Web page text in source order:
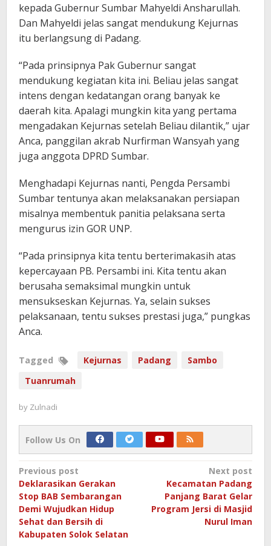
kepada Gubernur Sumbar Mahyeldi Ansharullah.
Dan Mahyeldi jelas sangat mendukung Kejurnas
itu berlangsung di Padang.
“Pada prinsipnya Pak Gubernur sangat
mendukung kegiatan kita ini. Beliau jelas sangat
intens dengan kedatangan orang banyak ke
daerah kita. Apalagi mungkin kita yang pertama
mengadakan Kejurnas setelah Beliau dilantik,” ujar
Anca, panggilan akrab Nurfirman Wansyah yang
juga anggota DPRD Sumbar.
Menghadapi Kejurnas nanti, Pengda Persambi
Sumbar tentunya akan melaksanakan persiapan
misalnya membentuk panitia pelaksana serta
mengurus izin GOR UNP.
“Pada prinsipnya kita tentu berterimakasih atas
kepercayaan PB. Persambi ini. Kita tentu akan
berusaha semaksimal mungkin untuk
mensukseskan Kejurnas. Ya, selain sukses
pelaksanaan, tentu sukses prestasi juga,” pungkas
Anca.
Tagged Kejurnas Padang
Sambo
Tuanrumah
by Zulnadi
Follow Us On
Post
navigation
Previous post
Deklarasikan Gerakan
Stop BAB Sembarangan
Demi Wujudkan Hidup
Sehat dan Bersih di
Kabupaten Solok Selatan
Next post
Kecamatan Padang
Panjang Barat Gelar
Program Jersi di Masjid
Nurul Iman